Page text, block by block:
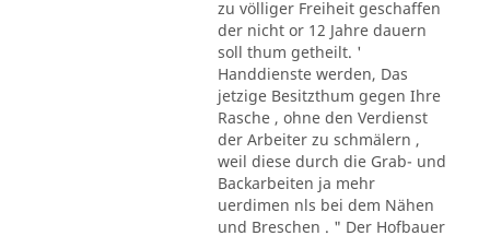
zu völliger Freiheit geschaffen
der nicht or 12 Jahre dauern
soll thum getheilt. '
Handdienste werden, Das
jetzige Besitzthum gegen Ihre
Rasche , ohne den Verdienst
der Arbeiter zu schmälern ,
weil diese durch die Grab- und
Backarbeiten ja mehr
uerdimen nls bei dem Nähen
und Breschen . " Der Hofbauer